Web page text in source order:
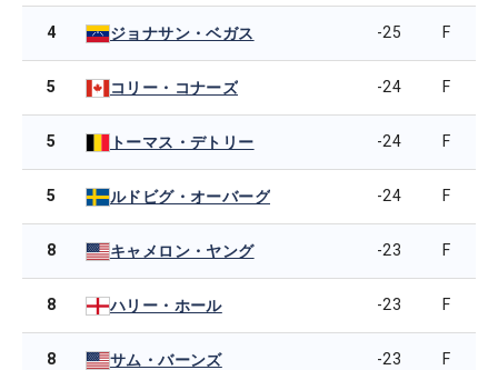
4 ジョナサン・ベガス -25 F
5 コリー・コナーズ -24 F
5 トーマス・デトリー -24 F
5 ルドビグ・オーバーグ -24 F
8 キャメロン・ヤング -23 F
8 ハリー・ホール -23 F
8 サム・バーンズ -23 F